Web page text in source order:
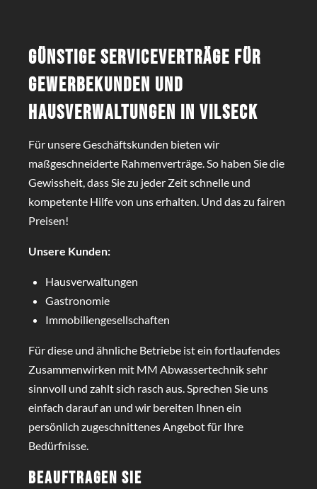
Günstige Serviceverträge für
Gewerbekunden und
Hausverwaltungen in Vilseck
Für unsere Geschäftskunden bieten wir
maßgeschneiderte Rahmenverträge. So haben Sie die
Gewissheit, dass Sie zu jeder Zeit schnelle und
kompetente Hilfe von uns erhalten. Und das zu fairen
Preisen!
Unsere Kunden:
Hausverwaltungen
Gastronomie
Immobiliengesellschaften
Für diese und ähnliche Betriebe ist ein fortlaufendes
Zusammenwirken mit MM Abwassertechnik sehr
sinnvoll und zahlt sich rasch aus. Sprechen Sie uns
einfach darauf an und wir bereiten Ihnen ein
persönlich zugeschnittenes Angebot für Ihre
Bedürfnisse.
Beauftragen Sie